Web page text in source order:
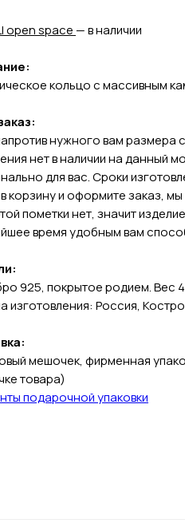
open space — в наличии
кольцо с массивным
нужного вам размера
нет в наличии на данный
для вас. Сроки
корзину и оформите заказ,
пометки нет, значит
время удобным вам
925, покрытое родием. Вес
изготовления: Россия,
мешочек, фирменная
товара)
подарочной упаковки